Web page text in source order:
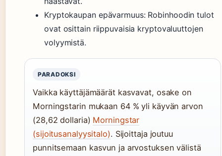
Kryptokaupan epävarmuus: Robinhoodin tulot
ovat osittain riippuvaisia kryptovaluuttojen
volyymistä.
PARADOKSI
Vaikka käyttäjämäärät kasvavat, osake on
Morningstarin mukaan 64 % yli käyvän arvon
(28,62 dollaria) Morningstar
(sijoitusanalyysitalo). Sijoittaja joutuu
punnitsemaan kasvun ja arvostuksen välistä